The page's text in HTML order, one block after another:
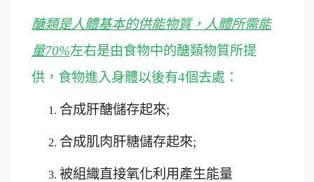
醣類是人體基本的供能物質，人體所需能
量70%左右是由食物中的醣類物質所提
供，食物進入身體以後有4個去處：
合成肝醣儲存起來;
合成肌肉肝糖儲存起來;
被組織直接氧化利用產生能量